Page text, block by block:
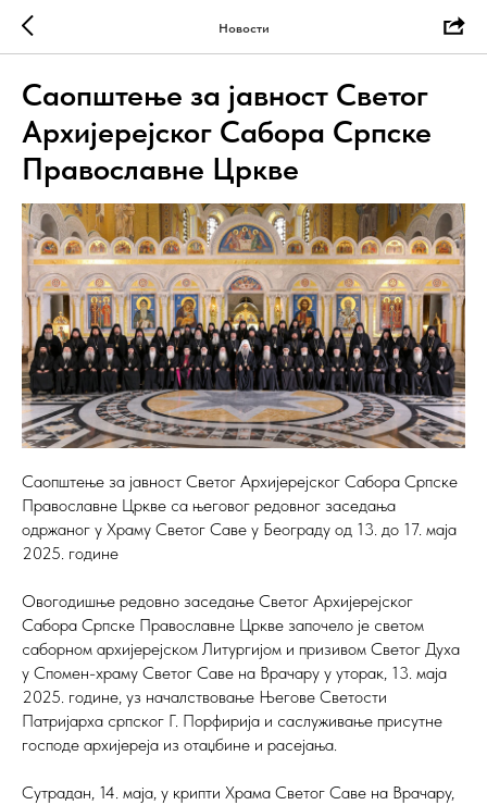
Новости
Саопштење за јавност Светог
Архијерејског Сабора Српске
Православне Цркве
Саопштење за јавност Светог Архијерејског Сабора Српске
Православне Цркве са његовог редовног заседања
одржаног у Храму Светог Саве у Београду од 13. до 17. маја
2025. године
Овогодишње редовно заседање Светог Архијерејског
Сабора Српске Православне Цркве започело је светом
саборном архијерејском Литургијом и призивом Светог Духа
у Спомен-храму Светог Саве на Врачару у уторак, 13. маја
2025. године, уз началствовање Његове Светости
Патријарха српског Г. Порфирија и саслуживање присутне
господе архијереја из отаџбине и расејања.
Сутрадан, 14. маја, у крипти Храма Светог Саве на Врачару,